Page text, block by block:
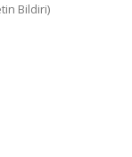
Bildiri)